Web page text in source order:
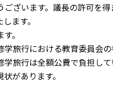
ざいます。議長の許可を得
ます。
。
旅行における教育委員会
旅行は全額公費で負担し
があります。